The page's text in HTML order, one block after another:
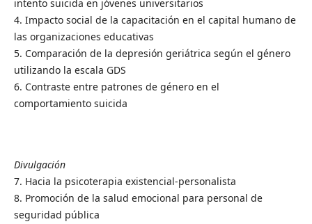
intento suicida en jóvenes universitarios
4. Impacto social de la capacitación en el capital humano de
las organizaciones educativas
5. Comparación de la depresión geriátrica según el género
utilizando la escala GDS
6. Contraste entre patrones de género en el
comportamiento suicida
Divulgación
7. Hacia la psicoterapia existencial-personalista
8. Promoción de la salud emocional para personal de
seguridad pública